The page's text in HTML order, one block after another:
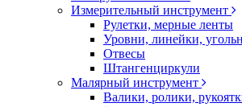
Измерительный инструмент
Рулетки, мерные ленты
Уровни, линейки,
Отвесы
Штангенциркули
Малярный инструмент
Валики, ролики,